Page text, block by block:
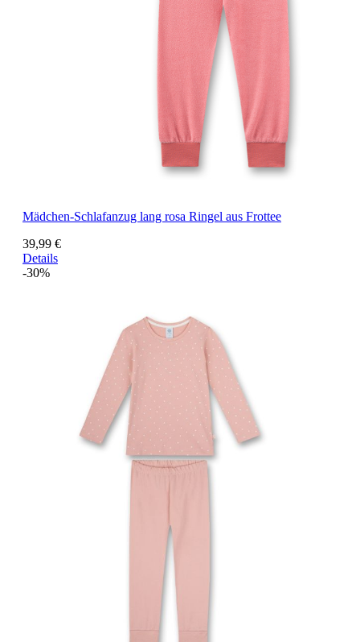
Mädchen-Schlafanzug lang rosa Ringel aus Frottee
39,99 €
Details
-30%